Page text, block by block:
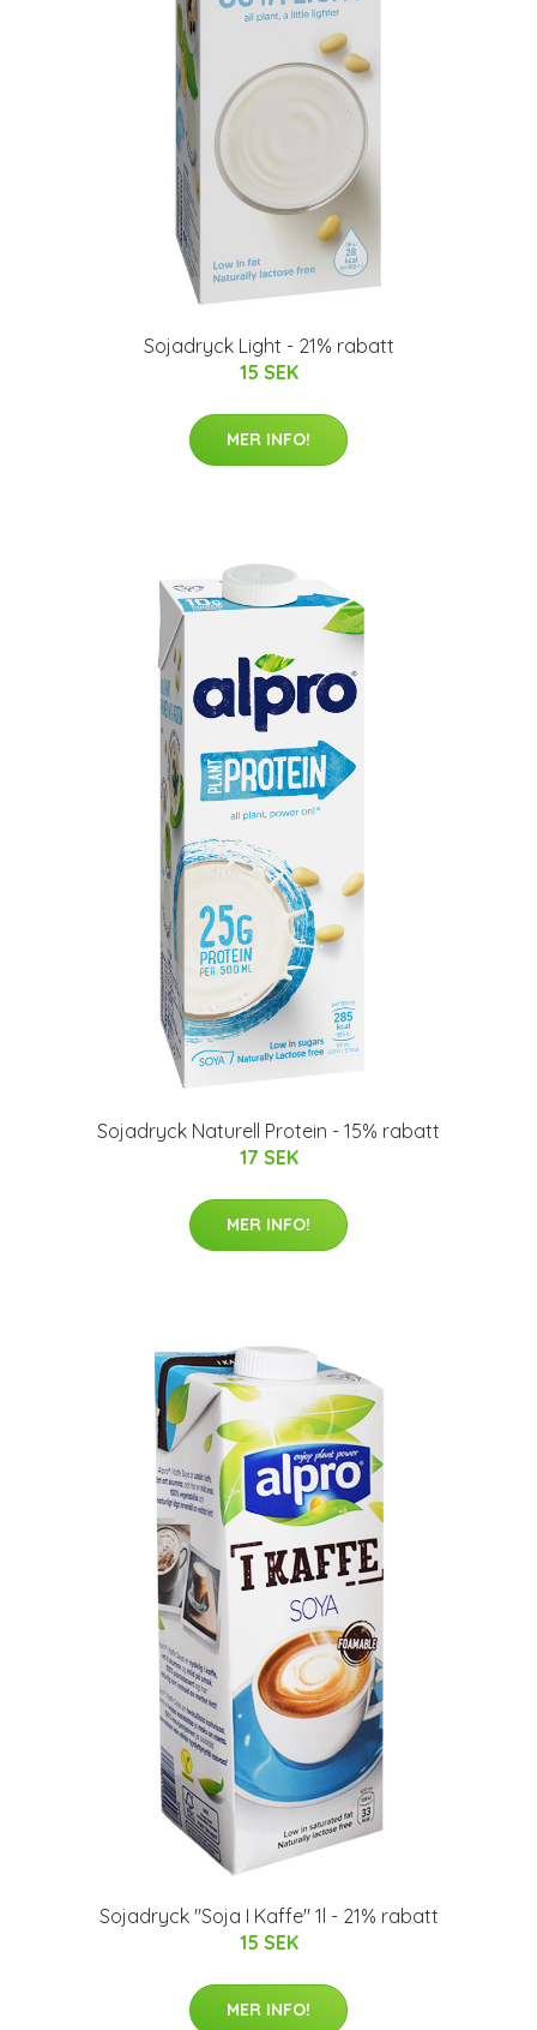
Sojadryck Light - 21% rabatt
15 SEK
MER INFO!
Sojadryck Naturell Protein - 15% rabatt
17 SEK
MER INFO!
Sojadryck "Soja I Kaffe" 1l - 21% rabatt
15 SEK
MER INFO!